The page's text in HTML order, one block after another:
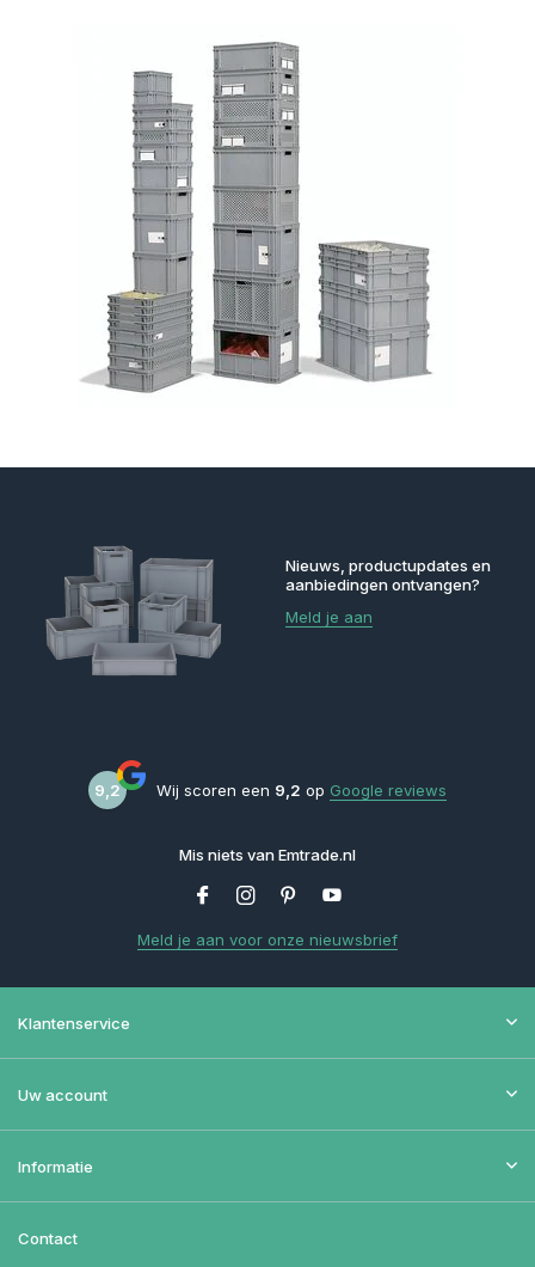
Nieuws, productupdates en
aanbiedingen ontvangen?
Meld je aan
9,2 Wij scoren een 9,2 op Google reviews
Mis niets van Emtrade.nl
Meld je aan voor onze nieuwsbrief
Klantenservice
Uw account
Informatie
Contact